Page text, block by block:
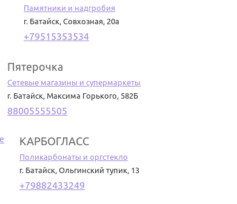
Памятники и надгробия
г. Батайск, Совхозная, 20а
+79515353534
Пятерочка
Сетевые магазины и супермаркеты
г. Батайск, Максима Горького, 582Б
88005555505
КАРБОГЛАСС
Поликарбонаты и оргстекло
г. Батайск, Ольгинский тупик, 13
+79882433249